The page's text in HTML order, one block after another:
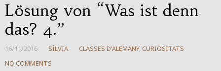
Lösung von “Was ist denn
das? 4.”
16/11/2016 SÍLVIA CLASSES D'ALEMANY, CURIOSITATS
NO COMMENTS